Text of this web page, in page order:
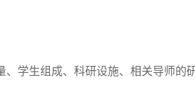
学生组成、科研设施、相关导师的